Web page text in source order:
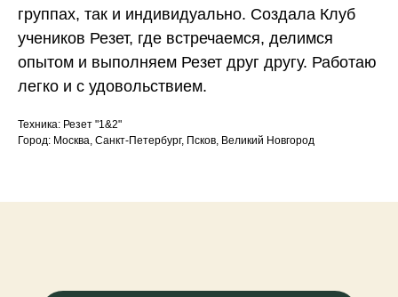
группах, так и индивидуально. Создала Клуб
учеников Резет, где встречаемся, делимся
опытом и выполняем Резет друг другу. Работаю
легко и с удовольствием.
Техника: Резет "1&2"
Город: Москва, Санкт-Петербург, Псков, Великий Новгород